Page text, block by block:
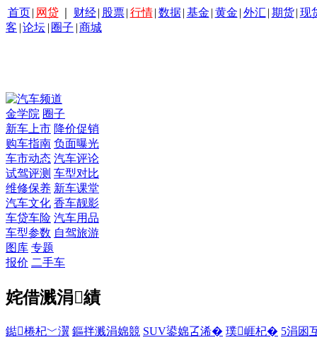
首页 | 网贷 财经 | 股票 | 行情 | 数据 | 基金 | 黄金 | 外汇 | 期货 | 现
客 |论坛 | 圈子 |商城
金学院 圈子
新车上市 降价促销
购车指南 负面曝光
车市动态 汽车评论
试驾评测 车型对比
维修保养 新车课堂
汽车文化 香车靓影
车贷车险 汽车用品
车型参数 自驾旅游
图库 专题
报价 二手车
姹借溅涓績
鐑棬杞﹀瀷 鏂拌溅涓婂競 SUV鍙婂叾浠� 璞崕杞� 5涓囦